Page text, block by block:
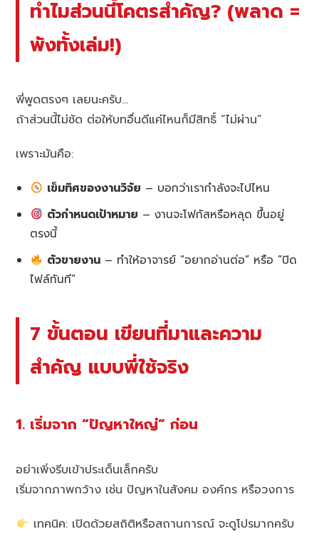
ทำไมส่วนนี้โคตรสำคัญ? (พลาด =
พังทั้งเล่ม!)
พี่พูดตรงๆ เลยนะครับ…
ถ้าส่วนนี้ไม่ชัด ต่อให้บทอื่นดีแค่ไหนก็มีสิทธิ์ “ไม่ผ่าน”
เพราะมันคือ:
เข็มทิศของงานวิจัย – บอกว่าเรากำลังจะไปไหน
ตัวกำหนดเป้าหมาย – งานจะโฟกัสหรือหลุด ขึ้นอยู่
ตรงนี้
ตัวขายงาน– ทำให้อาจารย์ “อยากอ่านต่อ” หรือ “ปิด
ไฟล์ทันที”
7 ขั้นตอน เขียนที่มาและความ
สำคัญ แบบพี่ใช้จริง
1. เริ่มจาก “ปัญหาใหญ่” ก่อน
อย่าเพิ่งรีบเข้าประเด็นเล็กครับ
เริ่มจากภาพกว้าง เช่น ปัญหาในสังคม องค์กร หรือวงการ
เทคนิค: เปิดด้วยสถิติหรือสถานการณ์ จะดูโปรมากครับ